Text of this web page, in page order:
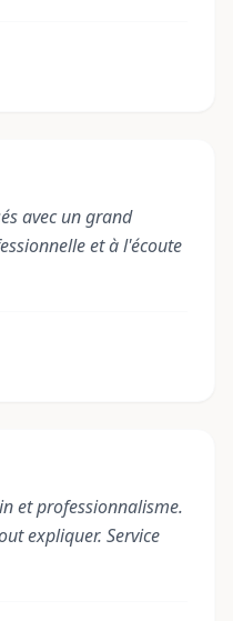
avec un grand
et à l'écoute
et professionnalisme.
expliquer. Service